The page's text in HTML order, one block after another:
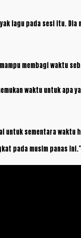
lagu pada sesi itu.
membagi waktu
waktu untuk apa
untuk sementara waktu
pada musim panas